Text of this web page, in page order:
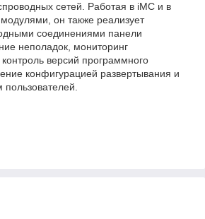
сетей. Работая в iMC и в
он также реализует
соединениями панели
неполадок, мониторинг
версий программного
конфигурацией развертывания и
пользователей.